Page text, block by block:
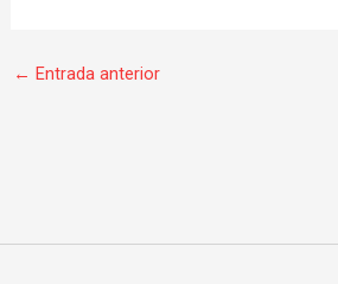
← Entrada anterior